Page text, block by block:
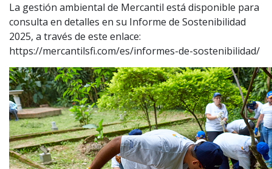
La gestión ambiental de Mercantil está disponible para
consulta en detalles en su Informe de Sostenibilidad
2025, a través de este enlace:
https://mercantilsfi.com/es/informes-de-sostenibilidad/